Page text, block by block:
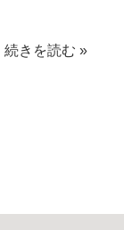
続きを読む »